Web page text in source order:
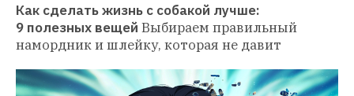
Как сделать жизнь с собакой лучше:
9 полезных вещей Выбираем правильный
намордник и шлейку, которая не давит